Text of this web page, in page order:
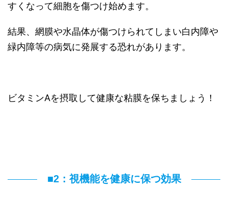
すくなって細胞を傷つけ始めます。
結果、網膜や水晶体が傷つけられてしまい白内障や
緑内障等の病気に発展する恐れがあります。
ビタミンAを摂取して健康な粘膜を保ちましょう！
■2：視機能を健康に保つ効果